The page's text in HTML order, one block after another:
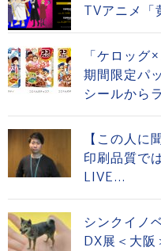
TVアニメ「
「ケロッ
期間限定パ
シールから
【この人
印刷品質で
LIVE...
シンクイノ
DX展＜大